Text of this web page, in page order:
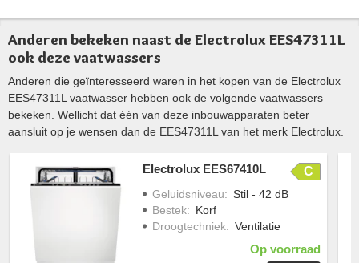
Anderen bekeken naast de Electrolux EES47311L
ook deze vaatwassers
Anderen die geïnteresseerd waren in het kopen van de Electrolux
EES47311L vaatwasser hebben ook de volgende vaatwassers
bekeken. Wellicht dat één van deze inbouwapparaten beter
aansluit op je wensen dan de EES47311L van het merk Electrolux.
Electrolux EES67410L C
Geluidsniveau: Stil - 42 dB
Bestek: Korf
Droogtechniek: Ventilatie
Op voorraad